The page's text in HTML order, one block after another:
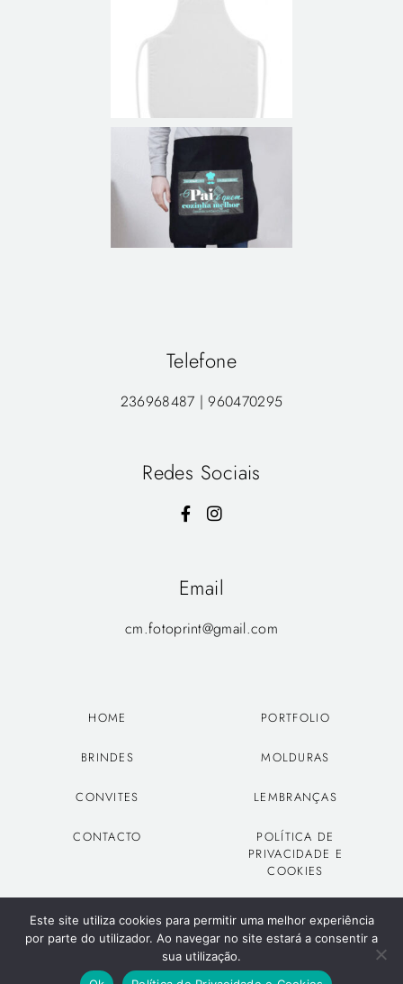
Telefone
236968487 | 960470295
Redes Sociais
Email
cm.fotoprint@gmail.com
HOME PORTFOLIO
BRINDES MOLDURAS
CONVITES LEMBRANÇAS
CONTACTO
POLÍTICA DE
PRIVACIDADE E
COOKIES
© 2022, Fotoprint todos os direitos reservados
Este site utiliza cookies para permitir uma melhor experiência
por parte do utilizador. Ao navegar no site estará a consentir a
sua utilização.
Olá! Posso ajudar?